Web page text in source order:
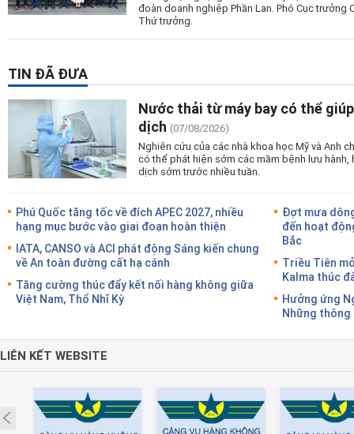
đoàn doanh nghiệp Phần Lan. Phó Cục trưởng
Thứ trưởng.
TIN ĐÃ ĐƯA
Nước thải từ máy bay có thể
dịch (07/08/2026)
Nghiên cứu của các nhà khoa học Mỹ và Anh
có thể phát hiện sớm các mầm bệnh lưu
dịch sớm trước nhiều tuần.
Phú Quốc tăng tốc về đích APEC 2027, nhiều
hạng mục bước vào giai đoạn hoàn thiện
IATA, CANSO và ACI phát động Sáng kiến chung
về An toàn đường cất hạ cánh
Tăng cường thúc đẩy kết nối hàng không giữa
Việt Nam, Thổ Nhĩ Kỳ
Đợt mưa
đến hoạt
Bắc
Triều Tiên
Kalma thúc
Hưởng ứng
Những
LIÊN KẾT WEBSITE
Prev